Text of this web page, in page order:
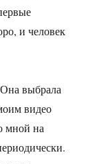
и человек
Она выбрала
видео
мной на